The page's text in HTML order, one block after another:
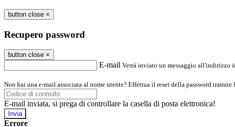
button close ×
Recupero password
button close ×
E-mail Verrà inviato un messaggio all'indirizzo
Non hai una e-mail associata al nome utente? Effettua il reset della password tramite
E-mail inviata, si prega di controllare la casella di posta elettronica!
Errore